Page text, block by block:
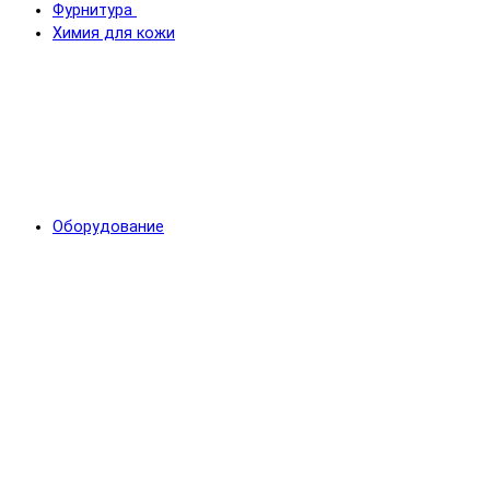
Фурнитура
Химия для кожи
Оборудование